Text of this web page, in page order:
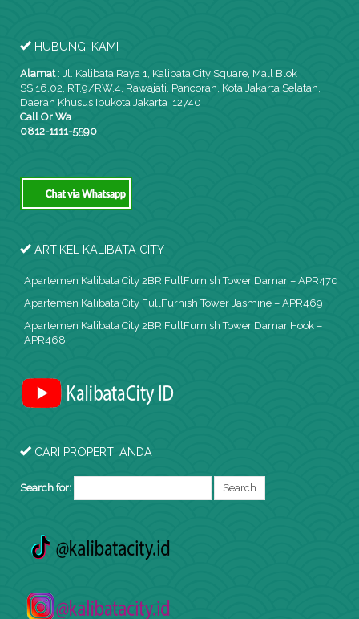
SS.16.02, RT.9/RW.4, Rawajati, Pancoran, Kota Jakarta Selatan,
Daerah Khusus Ibukota Jakarta 12740
Call Or Wa:
0812-1111-5590
APR468